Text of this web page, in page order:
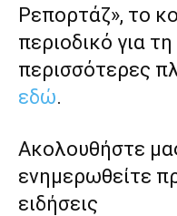
Ρεπορτάζ», το
περιοδικό για
περισσότερες
εδώ.
Ακολουθήστε
ενημερωθείτε
ειδήσεις